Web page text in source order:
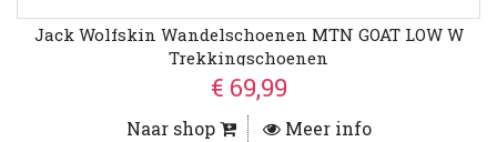
Jack Wolfskin Wandelschoenen MTN GOAT LOW W
Trekkingschoenen
€ 69,99
Naar shop Meer info